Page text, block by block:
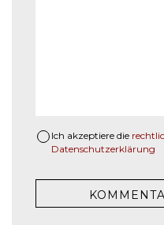
Ich akzeptiere die
Datenschutzerklärung